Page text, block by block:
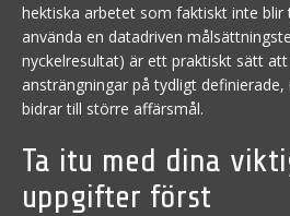
hektiska arbetet som faktiskt inte blir
använda en datadriven
nyckelresultat) är ett praktiskt sätt
ansträngningar på tydligt
bidrar till större affärsmål.
Ta itu med dina
uppgifter först